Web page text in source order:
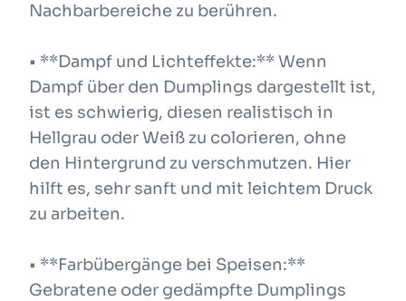
Nachbarbereiche zu berühren.
• **Dampf und Lichteffekte:** Wenn
Dampf über den Dumplings dargestellt ist,
ist es schwierig, diesen realistisch in
Hellgrau oder Weiß zu colorieren, ohne
den Hintergrund zu verschmutzen. Hier
hilft es, sehr sanft und mit leichtem Druck
zu arbeiten.
• **Farbübergänge bei Speisen:**
Gebratene oder gedämpfte Dumplings